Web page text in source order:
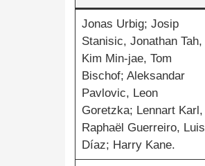
Jonas Urbig; Josip
Stanisic, Jonathan Tah,
Kim Min-jae, Tom
Bischof; Aleksandar
Pavlovic, Leon
Goretzka; Lennart Karl,
Raphaël Guerreiro, Luis
Díaz; Harry Kane.